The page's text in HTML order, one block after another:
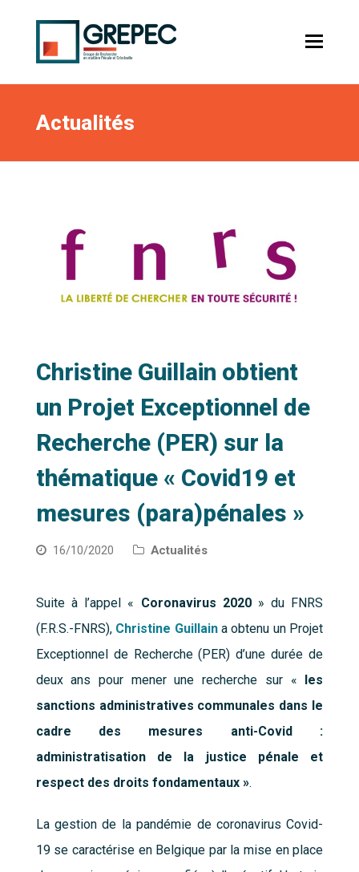
Actualités
Christine Guillain obtient
un Projet Exceptionnel de
Recherche (PER) sur la
thématique « Covid19 et
mesures (para)pénales »
16/10/2020 Actualités
Suite à l’appel « Coronavirus 2020» du FNRS
(F.R.S.-FNRS), Christine Guillaina obtenu un Projet
Exceptionnel de Recherche (PER) d’une durée de
deux ans pour mener une recherche sur « les
sanctions administratives communales dans le
cadre des mesures anti-Covid :
administratisation de la justice pénale et
respect des droits fondamentaux ».
La gestion de la pandémie de coronavirus Covid-
19 se caractérise en Belgique par la mise en place